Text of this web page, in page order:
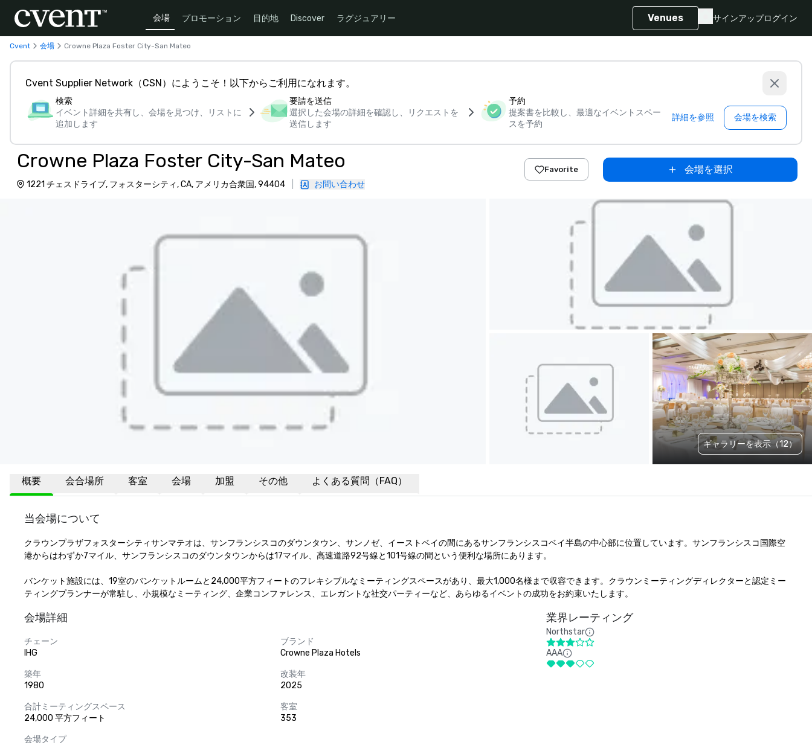
会場 プロモーション 目的地 Discover ラグジュアリー Venues サインアップログイン
Cvent 会場 Crowne Plaza Foster City-San Mateo
Cvent Supplier Network（CSN）にようこそ！以下からご利用になれます。
検索
イベント詳細を共有し、会場を見つけ、リストに
追加します
要請を送信
選択した会場の詳細を確認し、リクエストを
送信します
予約
提案書を比較し、最適なイベントスペー
スを予約
詳細を参照 会場を検索
Crowne Plaza Foster City-San Mateo
1221 チェスドライブ, フォスターシティ, CA, アメリカ合衆国, 94404 お問い合わせ
Favorite 会場を選択
ギャラリーを表示（12）
概要 会合場所 客室 会場 加盟 その他 よくある質問（FAQ）
当会場について
クラウンプラザフォスターシティサンマテオは、サンフランシスコのダウンタウン、サンノゼ、イーストベイの間にあるサンフランシスコベイ半島の中心部に位置しています。サンフランシスコ国際空
港からはわずか7マイル、サンフランシスコのダウンタウンからは17マイル、高速道路92号線と101号線の間という便利な場所にあります。
バンケット施設には、19室のバンケットルームと24,000平方フィートのフレキシブルなミーティングスペースがあり、最大1,000名様まで収容できます。クラウンミーティングディレクターと認定ミー
ティングプランナーが常駐し、小規模なミーティング、企業コンファレンス、エレガントな社交パーティーなど、あらゆるイベントの成功をお約束いたします。
会場詳細
チェーン
IHG
ブランド
Crowne Plaza Hotels
築年
1980
改装年
2025
合計ミーティングスペース
24,000 平方フィート
客室
353
会場タイプ
業界レーティング
Northstar
AAA